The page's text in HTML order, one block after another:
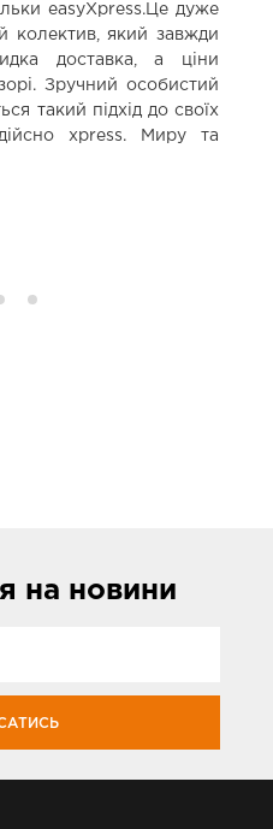
easyXpress.Це дуже
колектив, який завжди
доставка, а ціни
Зручний особистий
такий підхід до своїх
xpress. Миру та
на новини